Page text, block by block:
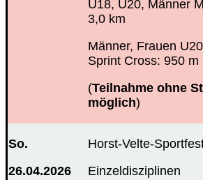
U18, U20, Männer
3,0 km
Männer, Frauen
Sprint Cross: 950 m
(Teilnahme ohne
möglich)
So.
26.04.2026
Horst-Velte-
Einzeldisziplinen